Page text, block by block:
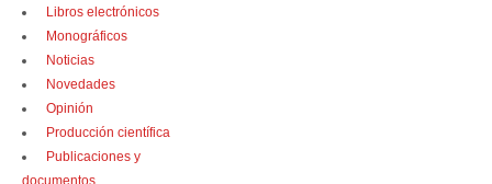
Libros electrónicos
Monográficos
Noticias
Novedades
Opinión
Producción científica
Publicaciones y
documentos